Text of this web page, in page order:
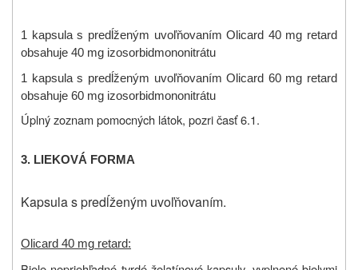
1 kapsula s predĺženým uvoľňovaním Olicard 40 mg retard
obsahuje 40 mg izosorbidmononitrátu
1 kapsula s predĺženým uvoľňovaním Olicard 60 mg retard
obsahuje 60 mg izosorbidmononitrátu
Úplný zoznam pomocných látok, pozri časť 6.1.
3. LIEKOVÁ FORMA
Kapsula s predĺženým uvoľňovaním.
Olicard 40 mg retard: